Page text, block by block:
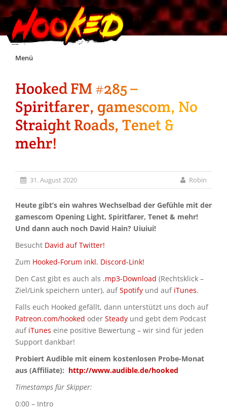
Skip
Menü
Unterstützt Hooked!
Exklusiv für Supporter*innen
Impressum
Jobs
Discord
Hooked FM #285 –
Spiritfarer, gamescom, No
Straight Roads, Tenet &
mehr!
31. August 2020 Robin
Heute gibt’s ein wahres Wechselbad der Gefühle mit der
gamescom Opening Light, Spiritfarer, Tenet & mehr!
Und dann auch noch David Hain? Uiuiui!
Besucht David auf Twitter!
Zum Hooked-Forum inkl. Discord-Link!
Den Cast gibt es auch als .mp3-Download (Rechtsklick –
Ziel/Link speichern unter), aufSpotify und auf iTunes.
Falls euch Hooked gefällt, dann unterstützt uns doch auf
Patreon.com/hooked oder Steady und gebt dem Podcast
auf iTunes eine positive Bewertung – wir sind für jeden
Support dankbar!
Probiert Audible mit einem kostenlosen Probe-Monat
aus (Affiliate): http://www.audible.de/hooked
Timestamps für Skipper:
0:00 – Intro